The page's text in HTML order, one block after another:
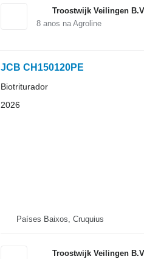
Troostwijk Veilingen
8anos na Agroline
JCB CH150120PE
Biotriturador
2026
Países Baixos, Cruquius
Troostwijk Veilingen